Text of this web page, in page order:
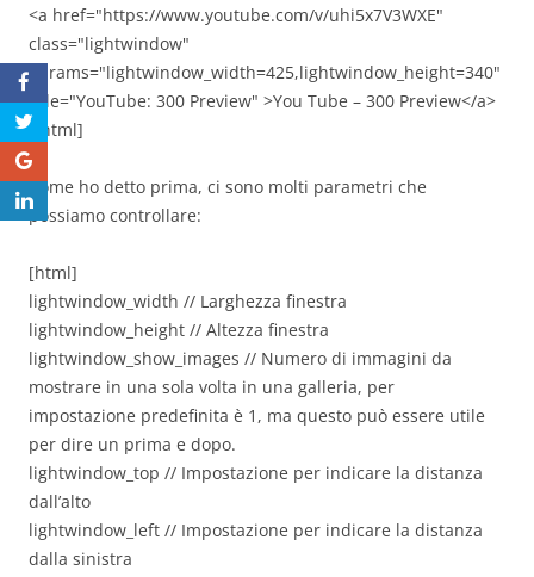
<a href="https://www.youtube.com/v/uhi5x7V3WXE"
class="lightwindow"
params="lightwindow_width=425,lightwindow_height=340"
title="YouTube: 300 Preview" >You Tube – 300 Preview</a>
[/html]
Come ho detto prima, ci sono molti parametri che
possiamo controllare:
[html]
lightwindow_width // Larghezza finestra
lightwindow_height // Altezza finestra
lightwindow_show_images // Numero di immagini da
mostrare in una sola volta in una galleria, per
impostazione predefinita è 1, ma questo può essere utile
per dire un prima e dopo.
lightwindow_top // Impostazione per indicare la distanza
dall’alto
lightwindow_left // Impostazione per indicare la distanza
dalla sinistra